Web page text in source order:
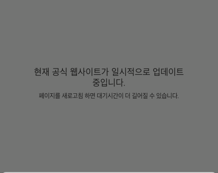
현재 공식 웹사이트가 일시적으로 업데이트
중입니다.
페이지를 새로고침 하면 대기시간이 더 길어질 수 있습니다.